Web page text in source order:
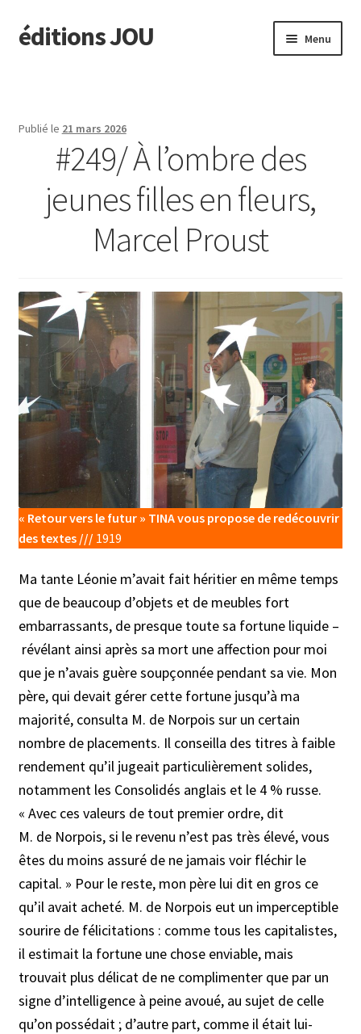
Aller
à
Aller
au
éditions JOU Menu
Actus
Catalogue
enfant
Presse/Notes
Contact
Publié le 21 mars 2026
#249/ À l’ombre des
jeunes filles en fleurs,
Marcel Proust
« Retour vers le futur » TINA vous propose de redécouvrir
des textes /// 1919
Ma tante Léonie m’avait fait héritier en même temps
que de beaucoup d’objets et de meubles fort
embarrassants, de presque toute sa fortune liquide –
révélant ainsi après sa mort une affection pour moi
que je n’avais guère soupçonnée pendant sa vie. Mon
père, qui devait gérer cette fortune jusqu’à ma
majorité, consulta M. de Norpois sur un certain
nombre de placements. Il conseilla des titres à faible
rendement qu’il jugeait particulièrement solides,
notamment les Consolidés anglais et le 4 % russe.
« Avec ces valeurs de tout premier ordre, dit
M. de Norpois, si le revenu n’est pas très élevé, vous
êtes du moins assuré de ne jamais voir fléchir le
capital. » Pour le reste, mon père lui dit en gros ce
qu’il avait acheté. M. de Norpois eut un imperceptible
sourire de félicitations : comme tous les capitalistes,
il estimait la fortune une chose enviable, mais
trouvait plus délicat de ne complimenter que par un
signe d’intelligence à peine avoué, au sujet de celle
qu’on possédait ; d’autre part, comme il était lui-